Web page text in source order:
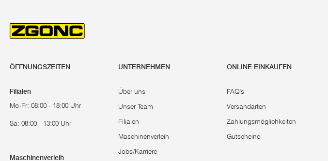
ÖFFNUNGSZEITEN
Filialen
Mo-Fr: 08:00 - 18:00 Uhr
Sa: 08:00 - 13:00 Uhr
Maschinenverleih
UNTERNEHMEN
Über uns
Unser Team
Filialen
Maschinenverleih
Jobs/Karriere
ONLINE EINKAUFEN
FAQ's
Versandarten
Zahlungsmöglichkeiten
Gutscheine